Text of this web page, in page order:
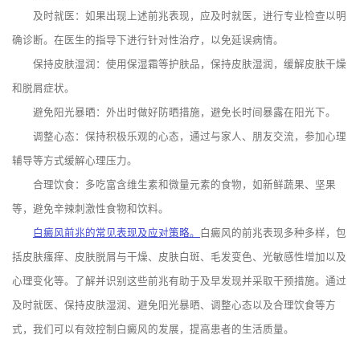
及时就医：如果出现上述前兆表现，应及时就医，进行专业检查以明
确诊断。在医生的指导下进行针对性治疗，以免延误病情。
保持皮肤湿润：使用保湿霜等护肤品，保持皮肤湿润，缓解皮肤干燥
和脱屑症状。
避免阳光暴晒：外出时做好防晒措施，避免长时间暴露在阳光下。
调整心态：保持积极乐观的心态，通过与家人、朋友交流，参加心理
辅导等方式缓解心理压力。
合理饮食：多吃富含维生素和微量元素的食物，如新鲜蔬果、坚果
等，避免辛辣刺激性食物和饮料。
白癜风前兆的常见表现及应对策略。 白癜风的前兆表现多种多样，包
括皮肤瘙痒、皮肤脱屑与干燥、皮肤白斑、毛发变色、光敏感性增加以及
心理变化等。了解并识别这些前兆有助于及早发现并采取干预措施。通过
及时就医、保持皮肤湿润、避免阳光暴晒、调整心态以及合理饮食等方
式，我们可以有效控制白癜风的发展，提高患者的生活质量。